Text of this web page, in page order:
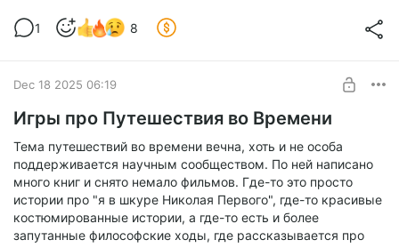
1 8
Dec 18 2025 06:19
Игры про Путешествия во Времени
Тема путешествий во времени вечна, хоть и не особа
поддерживается научным сообществом. По ней написано
много книг и снято немало фильмов. Где-то это просто
истории про "я в шкуре Николая Первого", где-то красивые
костюмированные истории, а где-то есть и более
запутанные философские ходы, где рассказывается про